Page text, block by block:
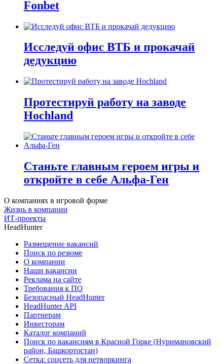
Fonbet
Исследуй офис ВТБ и прокачай
дедукцию
Протестируй работу на заводе
Hochland
Станьте главным героем игры и
откройте в себе Альфа-Ген
О компаниях в игровой форме
Жизнь в компании
ИТ-проекты
HeadHunter
Размещение вакансий
Поиск по резюме
О компании
Наши вакансии
Реклама на сайте
Требования к ПО
Безопасный HeadHunter
HeadHunter API
Партнерам
Инвесторам
Каталог компаний
Поиск по вакансиям в Красной Горке (Нуримановский
район, Башкортостан)
Сетка: соцсеть для нетворкинга